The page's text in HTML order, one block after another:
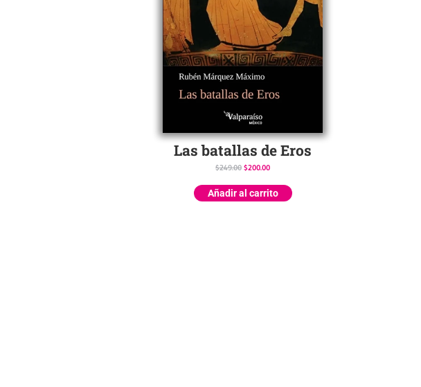
Las batallas de Eros
$249.00 $200.00
Añadir al carrito